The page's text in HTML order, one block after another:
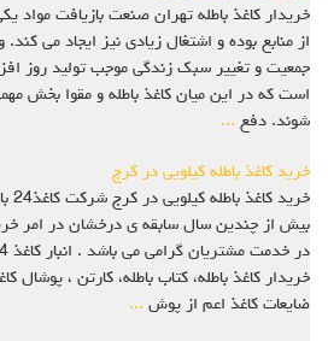
خریدار کاغذ باطله تهران صنعت بازیافت مواد
از منابع بوده و اشتغال زیادی نیز ایجاد می
جمعیت و تغییر سبک زندگی موجب تولید روز
است که در این میان کاغذ باطله و مقوا بخش
شوند. دفع ...
خرید کاغذ باطله کیلویی در کرج
بیش از چندین سال سابقه ی درخشان در امر
خریدار کاغذ باطله، کتاب باطله، کارتن ، پوشال
ضایعات کاغذ اعم از پوش ...